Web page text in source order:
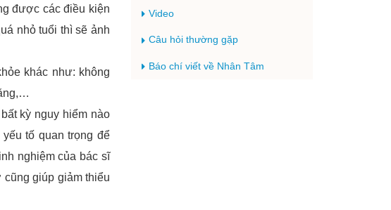
được các điều kiện
nhỏ tuổi thì sẽ ảnh
khác như: không
kỳ nguy hiểm nào
tố quan trọng để
nghiệm của bác sĩ
giúp giảm thiểu
Video
Câu hỏi thường gặp
Báo chí viết về Nhân Tâm